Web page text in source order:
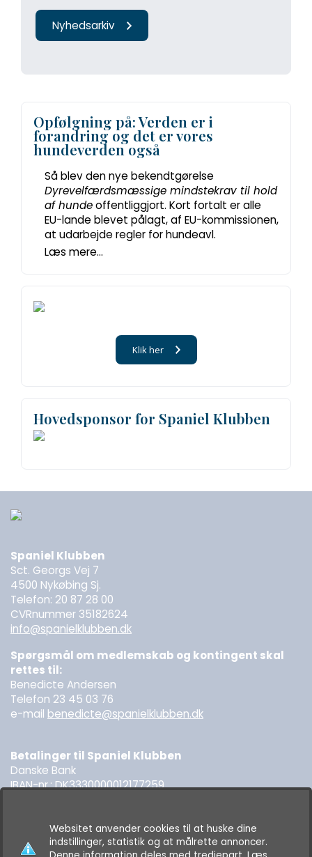
Nyhedsarkiv
Opfølgning på: Verden er i
forandring og det er vores
hundeverden også
Så blev den nye bekendtgørelse
Dyrevelfærdsmæssige mindstekrav til hold
af hundeoffentliggjort. Kort fortalt er alle
EU-lande blevet pålagt, af EU-kommissionen,
at udarbejde regler for hundeavl.
Læs mere...
Klik her
Hovedsponsor for Spaniel Klubben
Spaniel Klubben
Sct. Georgs Vej 7
4500 Nykøbing Sj.
Telefon: 20 87 28 00
CVRnummer 35182624
info@spanielklubben.dk
Spørgsmål om medlemskab og kontingent skal
rettes til:
Benedicte Andersen
Telefon 23 45 03 76
e-mail benedicte@spanielklubben.dk
Betalinger til Spaniel Klubben
Danske Bank
IBAN-nr.: DK3330000012177259
Websitet anvender cookies til at huske dine
indstillinger, statistik og at målrette annoncer.